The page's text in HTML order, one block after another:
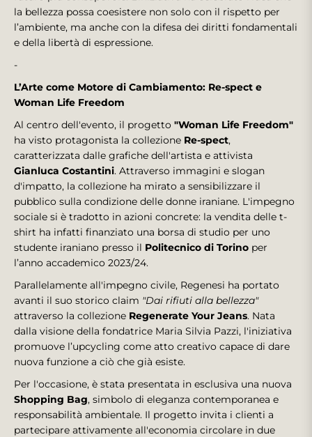
la bellezza possa coesistere non solo con il rispetto per
l’ambiente, ma anche con la difesa dei diritti fondamentali
e della libertà di espressione.
-
L’Arte come Motore di Cambiamento: Re-spect e
Woman Life Freedom
Al centro dell'evento, il progetto "Woman Life Freedom"
ha visto protagonista la collezione Re-spect,
caratterizzata dalle grafiche dell'artista e attivista
Gianluca Costantini. Attraverso immagini e slogan
d'impatto, la collezione ha mirato a sensibilizzare il
pubblico sulla condizione delle donne iraniane. L'impegno
sociale si è tradotto in azioni concrete: la vendita delle t-
shirt ha infatti finanziato una borsa di studio per uno
studente iraniano presso il Politecnico di Torino per
l’anno accademico 2023/24.
Parallelamente all'impegno civile, Regenesi ha portato
avanti il suo storico claim "Dai rifiuti alla bellezza"
attraverso la collezione Regenerate Your Jeans. Nata
dalla visione della fondatrice Maria Silvia Pazzi, l'iniziativa
promuove l’upcycling come atto creativo capace di dare
nuova funzione a ciò che già esiste.
Per l'occasione, è stata presentata in esclusiva una nuova
Shopping Bag, simbolo di eleganza contemporanea e
responsabilità ambientale. Il progetto invita i clienti a
partecipare attivamente all'economia circolare in due